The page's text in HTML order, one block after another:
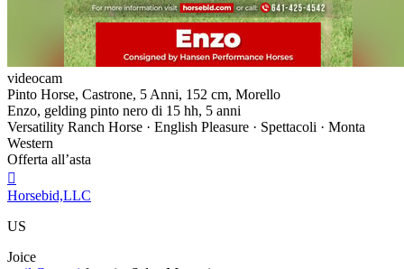
videocam
Pinto Horse, Castrone, 5 Anni, 152 cm, Morello
Enzo, gelding pinto nero di 15 hh, 5 anni
Versatility Ranch Horse · English Pleasure · Spettacoli · Monta
Western
Offerta all’asta

Horsebid,LLC
US
Joice